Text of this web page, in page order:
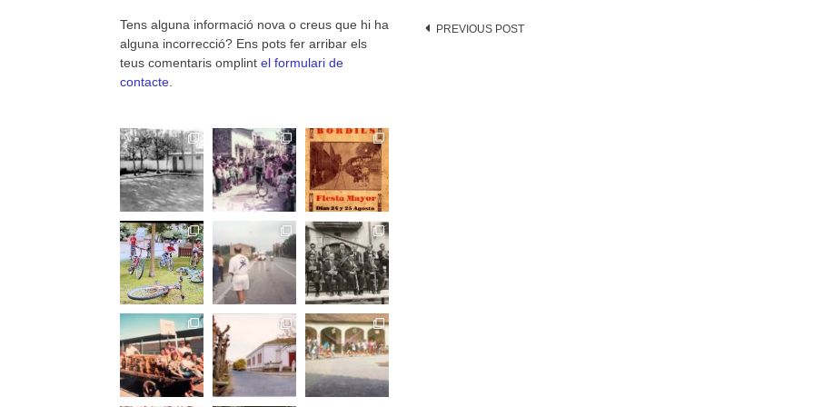
Post
PREVIOUS POST
Tens alguna informació nova o creus que hi ha
alguna incorrecció? Ens pots fer arribar els
teus comentaris omplint el formulari de
contacte